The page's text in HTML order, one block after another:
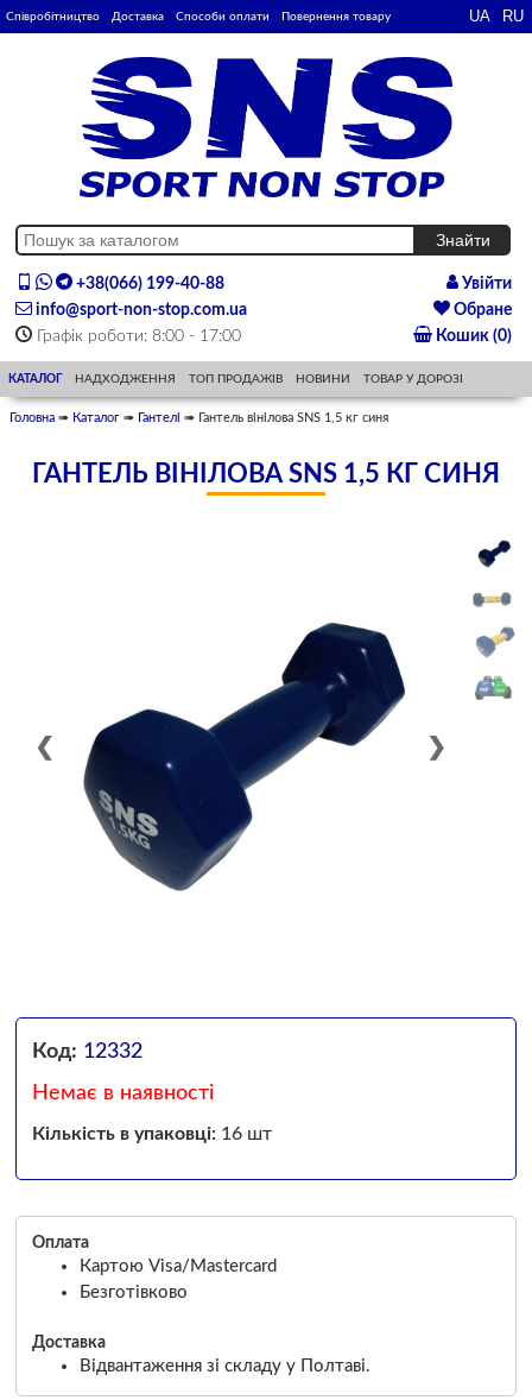
Співробітництво Доставка Способи оплати Повернення товару
+38(066) 199-40-88
info@sport-non-stop.com.ua
Графік роботи: 8:00 - 17:00
Увійти
Обране
Кошик (0)
КАТАЛОГ НАДХОДЖЕННЯ ТОП ПРОДАЖІВ НОВИНИ ТОВАР У ДОРОЗІ
Головна ➠ Каталог ➠ Гантелі ➠ Гантель вінілова SNS 1,5 кг синя
ГАНТЕЛЬ ВІНІЛОВА SNS 1,5 КГ СИНЯ
❮ ❯
Код: 12332
Немає в наявності
Кількість в упаковці:16 шт
Оплата
Картою Visa/Mastercard
Безготівково
Доставка
Відвантаження зі складу у Полтаві.